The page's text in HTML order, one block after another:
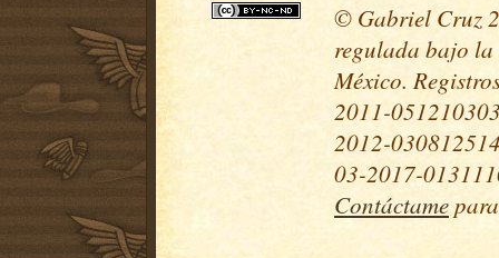
© Gabriel Cruz
regulada bajo la
México.
2011-
2012-
03-2017-
Contáctame